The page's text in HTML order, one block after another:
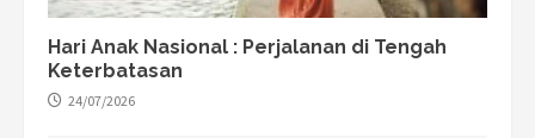
Hari Anak Nasional : Perjalanan di Tengah
Keterbatasan
24/07/2026